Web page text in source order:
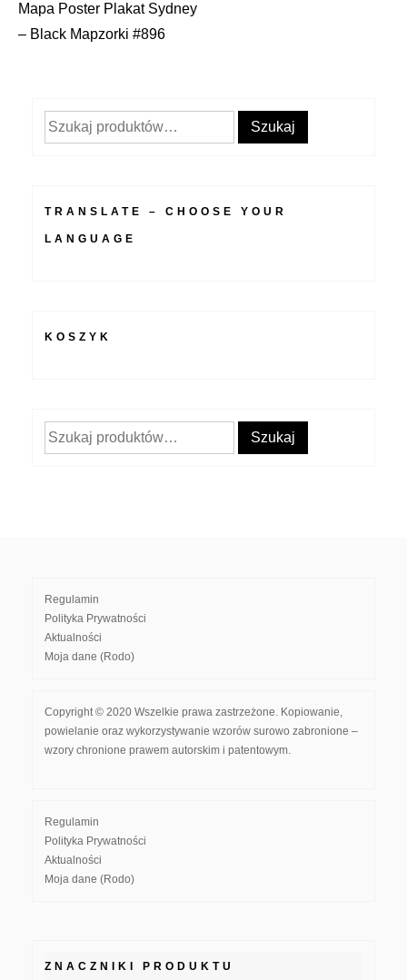
Nawigacja
Mapa Poster Plakat Sydney
– Black Mapzorki #896
Szukaj: Szukaj
TRANSLATE – CHOOSE YOUR
LANGUAGE
KOSZYK
Szukaj: Szukaj
Regulamin
Polityka Prywatności
Aktualności
Moja dane (Rodo)
Copyright © 2020 Wszelkie prawa zastrzeżone. Kopiowanie,
powielanie oraz wykorzystywanie wzorów surowo zabronione –
wzory chronione prawem autorskim i patentowym.
Regulamin
Polityka Prywatności
Aktualności
Moja dane (Rodo)
ZNACZNIKI PRODUKTU